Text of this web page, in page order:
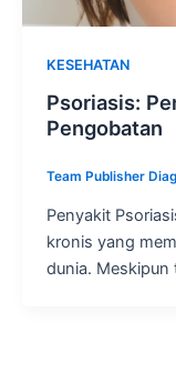
KESEHATAN
Psoriasis:
Pengobatan
Team Publisher
Penyakit
kronis yang
dunia.